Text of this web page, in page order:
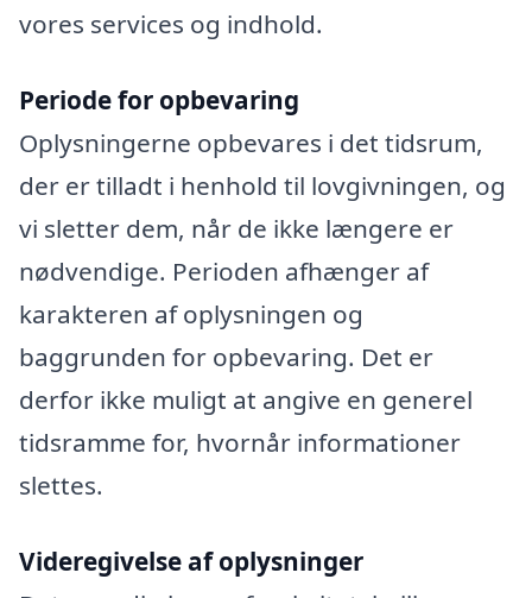
vores services og indhold.
Periode for opbevaring
Oplysningerne opbevares i det tidsrum,
der er tilladt i henhold til lovgivningen, og
vi sletter dem, når de ikke længere er
nødvendige. Perioden afhænger af
karakteren af oplysningen og
baggrunden for opbevaring. Det er
derfor ikke muligt at angive en generel
tidsramme for, hvornår informationer
slettes.
Videregivelse af oplysninger